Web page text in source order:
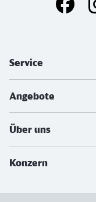
Service
Angebote
Über uns
Konzern